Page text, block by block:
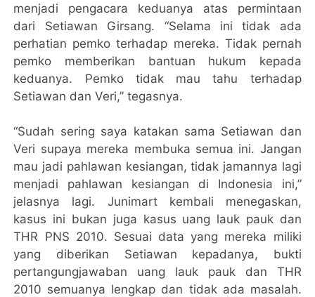
menjadi pengacara keduanya atas permintaan
dari Setiawan Girsang. “Selama ini tidak ada
perhatian pemko terhadap mereka. Tidak pernah
pemko memberikan bantuan hukum kepada
keduanya. Pemko tidak mau tahu terhadap
Setiawan dan Veri,” tegasnya.
“Sudah sering saya katakan sama Setiawan dan
Veri supaya mereka membuka semua ini. Jangan
mau jadi pahlawan kesiangan, tidak jamannya lagi
menjadi pahlawan kesiangan di Indonesia ini,”
jelasnya lagi. Junimart kembali menegaskan,
kasus ini bukan juga kasus uang lauk pauk dan
THR PNS 2010. Sesuai data yang mereka miliki
yang diberikan Setiawan kepadanya, bukti
pertangungjawaban uang lauk pauk dan THR
2010 semuanya lengkap dan tidak ada masalah.